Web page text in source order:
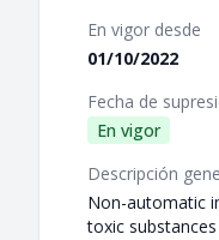
En vigor desde
01/10/2022
Fecha de
En vigor
Descripción
Non-automatic
toxic substances